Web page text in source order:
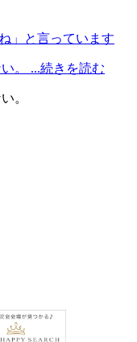
」と言っています
。 ...続きを読む
。